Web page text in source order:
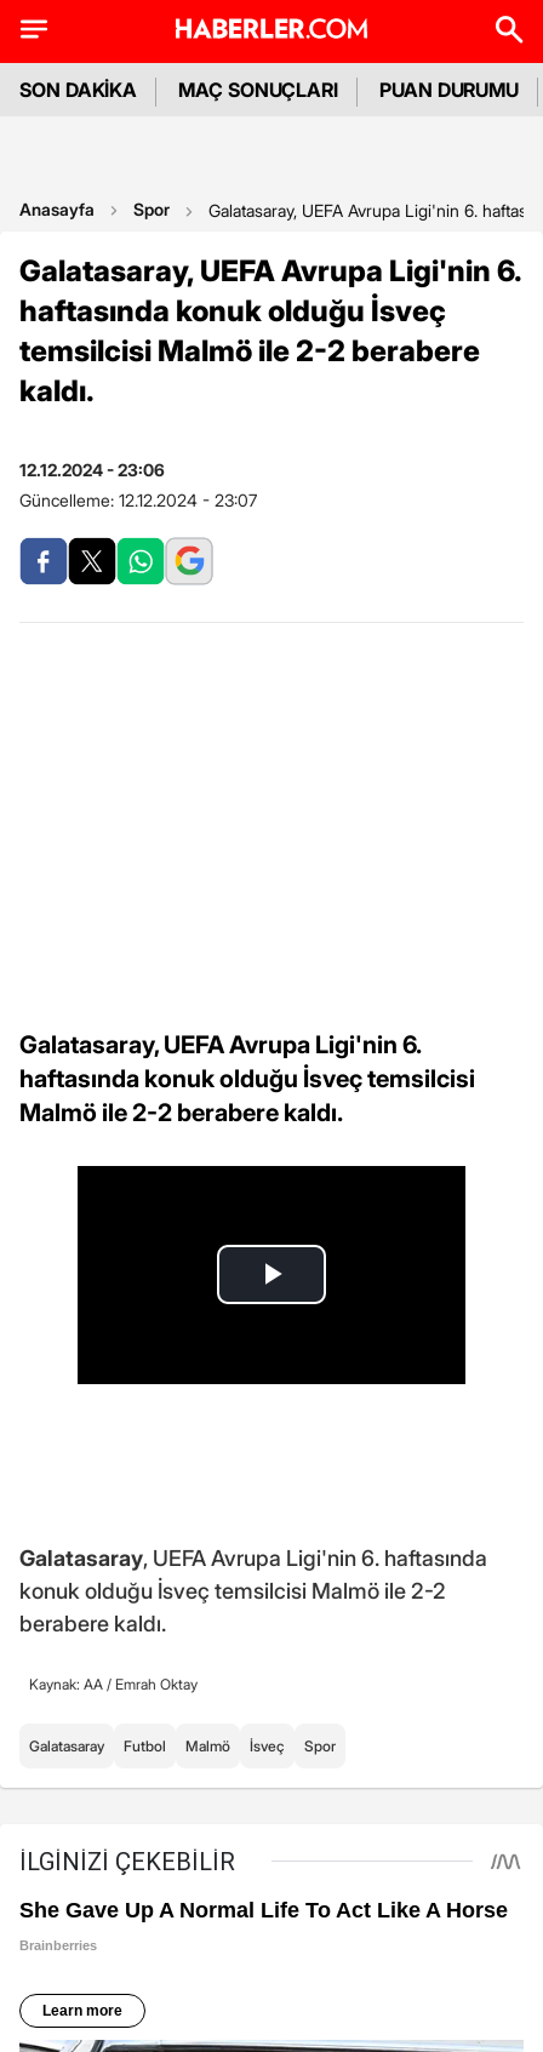
SON DAKİKA MAÇ SONUÇLARI PUAN DURUMU
Anasayfa Spor Galatasaray, UEFA Avrupa Ligi'nin 6.
Galatasaray, UEFA Avrupa Ligi'nin 6.
haftasında konuk olduğu İsveç
temsilcisi Malmö ile 2-2 berabere
kaldı.
12.12.2024 - 23:06
Güncelleme: 12.12.2024 - 23:07
Galatasaray, UEFA Avrupa Ligi'nin 6.
haftasında konuk olduğu İsveç temsilcisi
Malmö ile 2-2 berabere kaldı.
Galatasaray, UEFA Avrupa Ligi'nin 6. haftasında
konuk olduğu İsveç temsilcisi Malmö ile 2-2
berabere kaldı.
Kaynak: AA / Emrah Oktay
Galatasaray Futbol Malmö İsveç Spor